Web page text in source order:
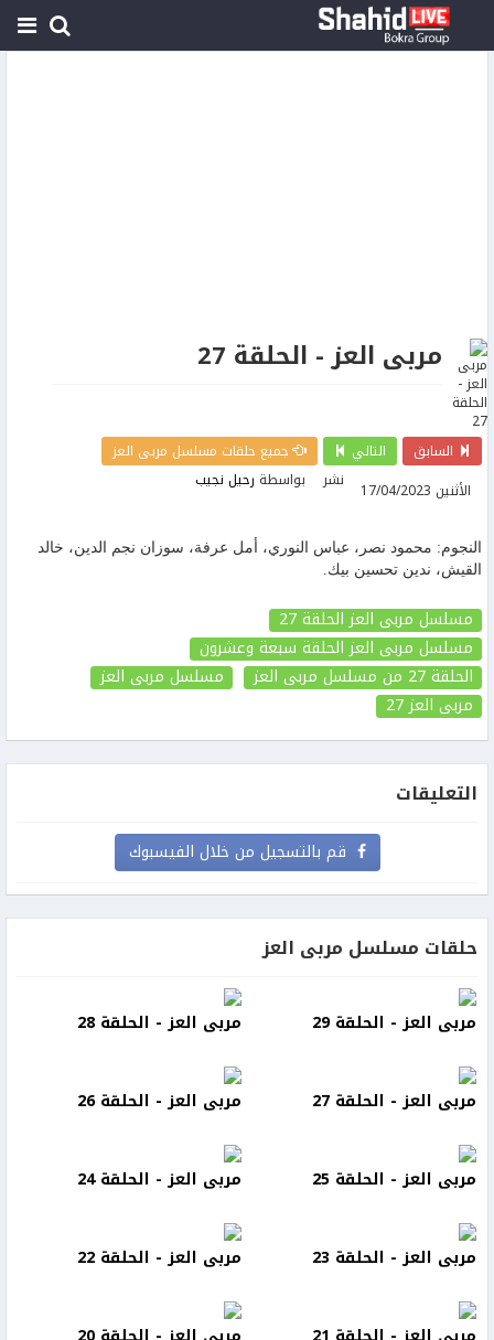
مربى العز - الحلقة 27
السابق التالي
جميع حلقات مسلسل مربى العز
نشر
الأثنين 17/04/2023 بواسطة رحيل نجيب
النجوم: محمود نصر، عباس النوري، أمل عرفة، سوزان نجم الدين، خالد
القيش، ندين تحسين بيك.
مسلسل مربى العز الحلقة 27
مسلسل مربى العز الحلقة سبعة وعشرون
الحلقة 27
من مسلسل مربى العز
مسلسل مربى العز
مربى العز27
التعليقات
قم بالتسجيل من خلال الفيسبوك
حلقات مسلسل مربى العز
مربى العز - الحلقة 29 مربى العز - الحلقة 28
مربى العز - الحلقة 27 مربى العز - الحلقة 26
مربى العز - الحلقة 25 مربى العز - الحلقة 24
مربى العز - الحلقة 23 مربى العز - الحلقة 22